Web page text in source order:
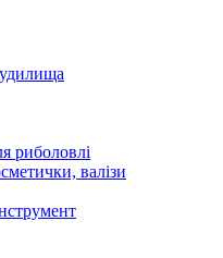
риболовлі
валізи